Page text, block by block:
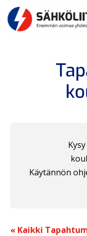
Käytännön
« Kaikki